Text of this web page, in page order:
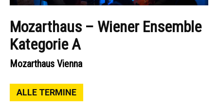
Mozarthaus – Wiener Ensemble
Kategorie A
Mozarthaus Vienna
ALLE TERMINE